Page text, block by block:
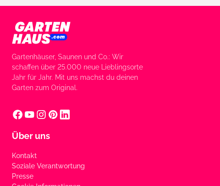
Gartenhäuser, Saunen und Co.: Wir
schaffen über 25.000 neue Lieblingsorte
Jahr für Jahr. Mit uns machst du deinen
Garten zum Original.
Über uns
Kontakt
Soziale Verantwortung
Presse